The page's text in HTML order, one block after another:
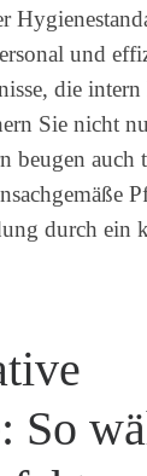
und
die intern
Sie nicht
beugen auch
durch ein
So